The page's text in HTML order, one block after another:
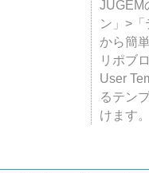
JUGEM
ン」>
から簡
リポブ
User
るテン
けます